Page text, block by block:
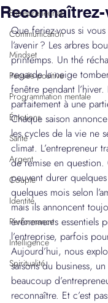
Entrepreneuriat
Communication
Mindset
Pensée positive
Programmation mentale
Émotions
Santé
Argent
Couple
Identité
Performance
Intelligence
Spiritualité
Que feriez-vous si
l’avenir ? Les arbres
printemps. Un thé
regarde la neige
fenêtre pendant l’hiver.
parfaitement à une
Chaque saison
les cycles de la vie ne
climat. L’entrepreneur
de remise en question.
peuvent durer
quelques mois selon
mais ils annoncent
événements essentiels
l’entreprise, parfois
Aujourd’hui, nous
saisons du business,
beaucoup
reconnaître. Et c’est